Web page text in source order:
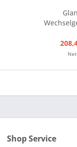
Shop Service